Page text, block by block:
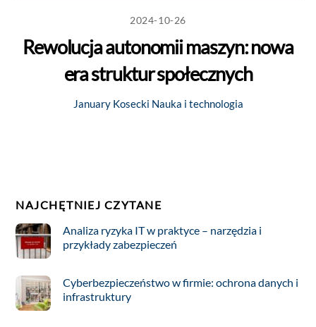
2024-10-26
Rewolucja autonomii maszyn: nowa
era struktur społecznych
January Kosecki Nauka i technologia
NAJCHĘTNIEJ CZYTANE
Analiza ryzyka IT w praktyce – narzędzia i
przykłady zabezpieczeń
Cyberbezpieczeństwo w firmie: ochrona danych i
infrastruktury